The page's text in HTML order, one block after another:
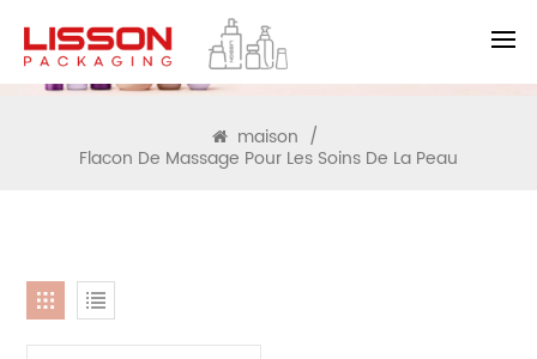
RECHERCHE
maison /
Flacon De Massage Pour Les Soins De La Peau